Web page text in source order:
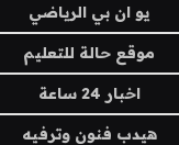
يو ان بي الرياضي
موقع حالة للتعليم
اخبار 24 ساعة
هيدب فنون وترفيه